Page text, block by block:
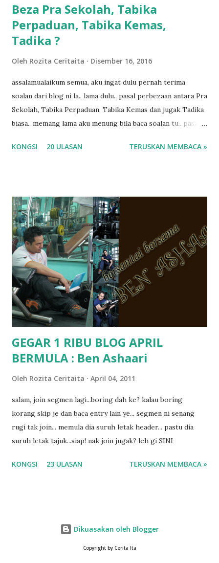
Beza Pra Sekolah, Tabika
Perpaduan, Tabika Kemas,
Tadika ?
Oleh Rozita Ceritaita Disember 16, 2016
assalamualaikum semua, aku ingat dulu pernah terima
soalan dari blog ni la.. lama dulu.. pasal perbezaan antara Pra
Sekolah, Tabika Perpaduan, Tabika Kemas dan jugak Tadika
biasa.. memang lama aku menung bila baca soalan tu.. pasal
ko.. masa tu aku baru je ada anak sorang dan aku hentam je
tanya sapa-sapa pun masa tu.. bila fikir-fikirkan balik terasa
jugak masa alahai teruknya kami sebagai ibubapa.. dan kami
terasa jugak semakin teruk bila abg long dah masuk 2 tahun
kat salah satu tadika swasta ni.. tapi nampaknya kenal huruf
pun tak tau.. pengsan aku bila ingat balik.. aku mula fikir
mungkin sebab abg long sendiri jenis budak yang ada
masalah dyslexia.. tapi minor la.. nanti la aku cerita pasal
dyslexia tu.. lepas tu kami buat keputusan pu...
KONGSI 20 ULASAN TERUSKAN MEMBACA »
GEGAR 1 RIBU BLOG APRIL
BERMULA : Ben Ashaari
Oleh Rozita Ceritaita April 04, 2011
salam, join segmen lagi...boring dah ke? kalau boring
korang skip je dan baca entry lain ye... segmen ni senang
rugi tak join... memula dia suruh letak header... pastu dia
suruh letak tajuk...siap! nak join jugak? leh gi SINI
KONGSI 23 ULASAN TERUSKAN MEMBACA »
Dikuasakan oleh Blogger
Copyright by Cerita Ita